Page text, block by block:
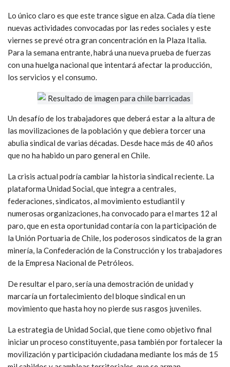
Lo único claro es que este trance sigue en alza. Cada día tiene
nuevas actividades convocadas por las redes sociales y este
viernes se prevé otra gran concentración en la Plaza Italia.
Para la semana entrante, habrá una nueva prueba de fuerzas
con una huelga nacional que intentará afectar la producción,
los servicios y el consumo.
Un desafío de los trabajadores que deberá estar a la altura de
las movilizaciones de la población y que debiera torcer una
abulia sindical de varias décadas. Desde hace más de 40 años
que no ha habido un paro general en Chile.
La crisis actual podría cambiar la historia sindical reciente. La
plataforma Unidad Social, que integra a centrales,
federaciones, sindicatos, al movimiento estudiantil y
numerosas organizaciones, ha convocado para el martes 12 al
paro, que en esta oportunidad contaría con la participación de
la Unión Portuaria de Chile, los poderosos sindicatos de la gran
minería, la Confederación de la Construcción y los trabajadores
de la Empresa Nacional de Petróleos.
De resultar el paro, sería una demostración de unidad y
marcaría un fortalecimiento del bloque sindical en un
movimiento que hasta hoy no pierde sus rasgos juveniles.
La estrategia de Unidad Social, que tiene como objetivo final
iniciar un proceso constituyente, pasa también por fortalecer la
movilización y participación ciudadana mediante los más de 15